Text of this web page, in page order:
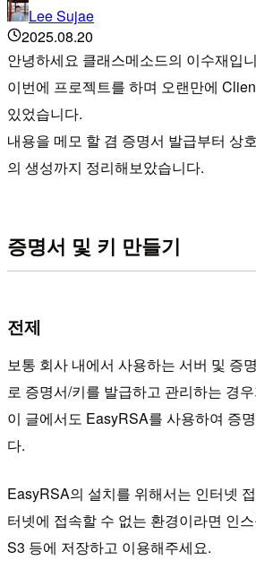
Lee Sujae
2025.08.20
안녕하세요 클래스메소드의 이수재입
이번에 프로젝트를 하며 오랜만에
있었습니다.
내용을 메모 할 겸 증명서 발급부터 상
의 생성까지 정리해보았습니다.
증명서 및 키 만들기
전제
보통 회사 내에서 사용하는 서버 및 증
로 증명서/키를 발급하고 관리하는 경
이 글에서도 EasyRSA를 사용하여 증
다.
EasyRSA의 설치를 위해서는 인터넷
터넷에 접속할 수 없는 환경이라면 인
S3 등에 저장하고 이용해주세요.